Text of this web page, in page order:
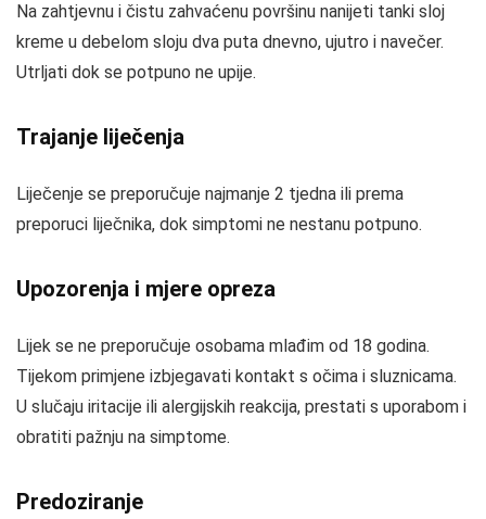
Na zahtjevnu i čistu zahvaćenu površinu nanijeti tanki sloj
kreme u debelom sloju dva puta dnevno, ujutro i navečer.
Utrljati dok se potpuno ne upije.
Trajanje liječenja
Liječenje se preporučuje najmanje 2 tjedna ili prema
preporuci liječnika, dok simptomi ne nestanu potpuno.
Upozorenja i mjere opreza
Lijek se ne preporučuje osobama mlađim od 18 godina.
Tijekom primjene izbjegavati kontakt s očima i sluznicama.
U slučaju iritacije ili alergijskih reakcija, prestati s uporabom i
obratiti pažnju na simptome.
Predoziranje